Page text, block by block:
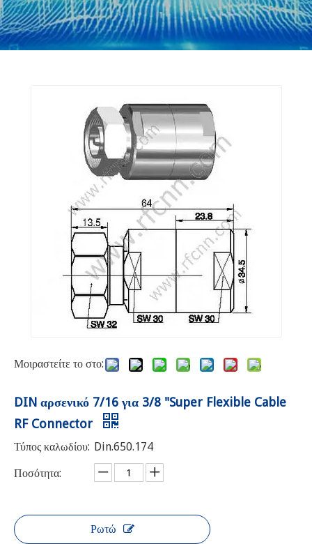
Μοιραστείτε το στο:
DIN αρσενικό 7/16 για 3/8 "Super Flexible Cable
RF Connector
Τύπος καλωδίου: Din.650.174
Ποσότητα:
Ρωτώ